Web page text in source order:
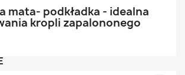
mata- podkładka - idealna
kropli zapalononego